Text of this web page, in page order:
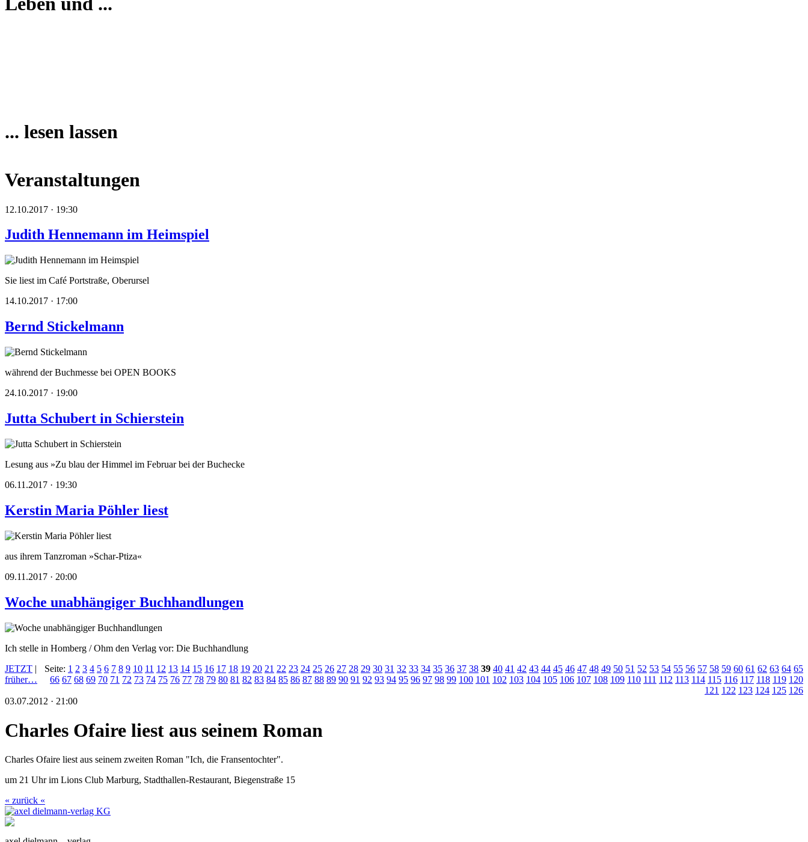
... lesen lassen
Veranstaltungen
12.10.2017 · 19:30
Judith Hennemann im Heimspiel
Sie liest im Café Portstraße, Oberursel
14.10.2017 · 17:00
Bernd Stickelmann
während der Buchmesse bei OPEN BOOKS
24.10.2017 · 19:00
Jutta Schubert in Schierstein
Lesung aus »Zu blau der Himmel im Februar bei der Buchecke
06.11.2017 · 19:30
Kerstin Maria Pöhler liest
aus ihrem Tanzroman »Schar-Ptiza«
09.11.2017 · 20:00
Woche unabhängiger Buchhandlungen
Ich stelle in Homberg / Ohm den Verlag vor: Die Buchhandlung
JETZT |
früher…
Seite: 1 2 3 4 5 6 7 8 9 10 11 12 13 14 15 16 17 18 19 20 21 22 23 24 25 26 27 28 29 30 31 32 33 34 35 36 37 38 39 40 41 42 43 44 45 46 47 48 49 50 51 52 53 54 55 56 57 58 59 60 61 62 63 64 65
66 67 68 69 70 71 72 73 74 75 76 77 78 79 80 81 82 83 84 85 86 87 88 89 90 91 92 93 94 95 96 97 98 99 100 101 102 103 104 105 106 107 108 109 110 111 112 113 114 115 116 117 118 119 120
121 122 123 124 125 126
03.07.2012 · 21:00
Charles Ofaire liest aus seinem Roman
Charles Ofaire liest aus seinem zweiten Roman "Ich, die Fransentochter".
um 21 Uhr im Lions Club Marburg, Stadthallen-Restaurant, Biegenstraße 15
« zurück «